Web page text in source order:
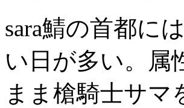
sara鯖の首都に
い日が多い。
まま槍騎士サ